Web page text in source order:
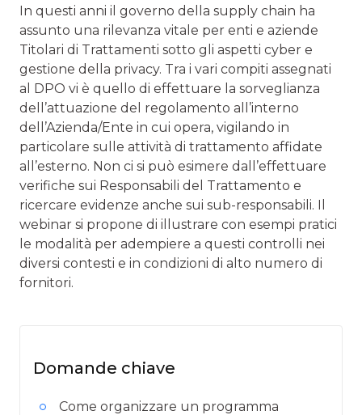
In questi anni il governo della supply chain ha
assunto una rilevanza vitale per enti e aziende
Titolari di Trattamenti sotto gli aspetti cyber e
gestione della privacy. Tra i vari compiti assegnati
al DPO vi è quello di effettuare la sorveglianza
dell’attuazione del regolamento all’interno
dell’Azienda/Ente in cui opera, vigilando in
particolare sulle attività di trattamento affidate
all’esterno. Non ci si può esimere dall’effettuare
verifiche sui Responsabili del Trattamento e
ricercare evidenze anche sui sub-responsabili. Il
webinar si propone di illustrare con esempi pratici
le modalità per adempiere a questi controlli nei
diversi contesti e in condizioni di alto numero di
fornitori.
Domande chiave
Come organizzare un programma